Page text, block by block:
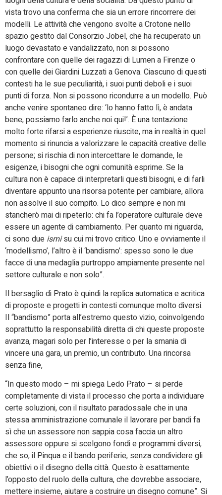
vista trovo una conferma che sia un errore rincorrere dei
modelli. Le attività che vengono svolte a Crotone nello
spazio gestito dal Consorzio Jobel, che ha recuperato un
luogo devastato e vandalizzato, non si possono
confrontare con quelle dei ragazzi di Lumen a Firenze o
con quelle dei Giardini Luzzati a Genova. Ciascuno di questi
contesti ha le sue peculiarità, i suoi punti deboli e i suoi
punti di forza. Non si possono ricondurre a un modello. Può
anche venire spontaneo dire: ‘lo hanno fatto lì, è andata
bene, possiamo farlo anche noi qui!’. È una tentazione
molto forte rifarsi a esperienze riuscite, ma in realtà in quel
momento si rinuncia a valorizzare le capacità creative delle
persone; si rischia di non intercettare le domande, le
esigenze, i bisogni che ogni comunità esprime. Se la
cultura non è capace di interpretarli questi bisogni, e di farli
diventare appunto una risorsa potente per cambiare, allora
non assolve il suo compito. Lo dico sempre e non mi
stancherò mai di ripeterlo: chi fa l’operatore culturale deve
essere un agente di cambiamento. Per quanto mi riguarda,
ci sono due ismisu cui mi trovo critico. Uno e ovviamente il
‘modellismo’, l’altro è il ‘bandismo’: spesso sono le due
facce di una medaglia purtroppo ampiamente presente nel
settore culturale e non solo”.
Il bersaglio di Prato è quindi la replica automatica e acritica
di proposte e progetti in contesti comunque molto diversi.
Il “bandismo” porta all’estremo questo vizio, coinvolgendo
soprattutto la responsabilità diretta di chi queste proposte
avanza, magari solo per l’interesse o per la smania di
vincere una gara, un premio, un contributo. Una rincorsa
senza fine,
“In questo modo – mi spiega Ledo Prato – si perde
completamente di vista il processo che porta a individuare
certe soluzioni, con il risultato paradossale che in una
stessa amministrazione comunale il lavorare per bandi fa
sì che un assessore non sappia cosa faccia un altro
assessore oppure si scelgono fondi e programmi diversi,
che so, il Pinqua e il bando periferie, senza condividere gli
obiettivi o il disegno della città. Questo è esattamente
l’opposto del ruolo della cultura, che dovrebbe associare,
mettere insieme, aiutare a costruire un disegno comune”. Si